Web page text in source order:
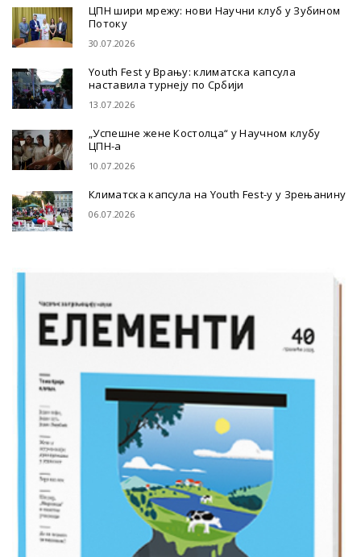
ЦПН шири мрежу: нови Научни клуб у Зубином
Потоку
30.07.2026
Youth Fest у Врању: климатска капсула
наставила турнеју по Србији
13.07.2026
„Успешне жене Костолца“ у Научном клубу
ЦПН-а
10.07.2026
Климатска капсула на Youth Fest-у у Зрењанину
06.07.2026